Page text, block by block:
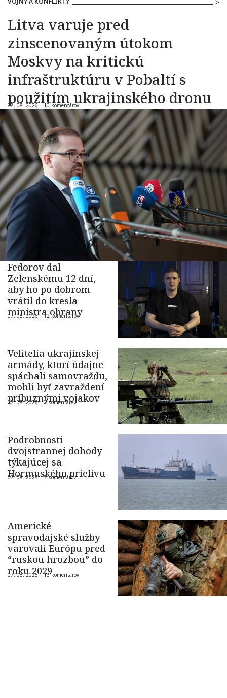
Litva varuje pred
zinscenovaným útokom
Moskvy na kritickú
infraštruktúru v Pobaltí s
použitím ukrajinského dronu
07. 08. 2026 |10 komentárov
Fedorov dal
Zelenskému 12 dní,
aby ho po dobrom
vrátil do kresla
ministra obrany
07. 08. 2026 |12 komentárov
Velitelia ukrajinskej
armády, ktorí údajne
spáchali samovraždu,
mohli byť zavraždení
príbuznými vojakov
07. 08. 2026 |2 komentáre
Podrobnosti
dvojstrannej dohody
týkajúcej sa
Hormuského prielivu
07. 08. 2026 |5 komentárov
Americké
spravodajské služby
varovali Európu pred
“ruskou hrozbou” do
roku 2029
07. 08. 2026 |13 komentárov